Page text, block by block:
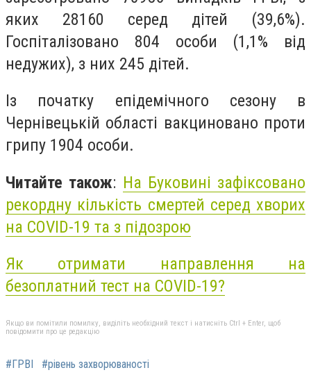
яких 28160 серед дітей (39,6%).
Госпіталізовано 804 особи (1,1% від
недужих), з них 245 дітей.
Із початку епідемічного сезону в
Чернівецькій області вакциновано проти
грипу 1904 особи.
Читайте також: На Буковині зафіксовано
рекордну кількість смертей серед хворих
на COVID-19 та з підозрою
Як отримати направлення на
безоплатний тест на COVID-19?
Якщо ви помітили помилку, виділіть необхідний текст і натисніть Ctrl + Enter, щоб
повідомити про це редакцію
#ГРВІ #рівень захворюваності